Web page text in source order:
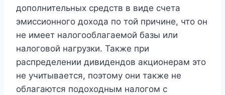
дополнительных средств в виде счета
эмиссионного дохода по той причине, что он
не имеет налогооблагаемой базы или
налоговой нагрузки. Также при
распределении дивидендов акционерам это
не учитывается, поэтому они также не
облагаются подоходным налогом с